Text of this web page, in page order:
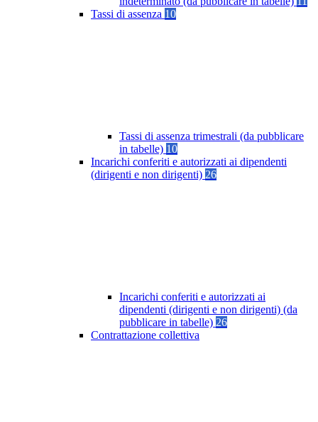
Tassi di assenza 10
Tassi di assenza trimestrali (da pubblicare
in tabelle) 10
Incarichi conferiti e autorizzati ai dipendenti
(dirigenti e non dirigenti) 26
Incarichi conferiti e autorizzati ai
dipendenti (dirigenti e non dirigenti) (da
pubblicare in tabelle) 26
Contrattazione collettiva